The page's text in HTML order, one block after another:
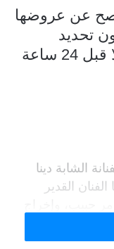
عن عروضها
تحديد
المواعيد التي لن تتضح نهائيا إلا قبل 24 ساعة
الشابة دينا
القدير
عبيد، ونادية